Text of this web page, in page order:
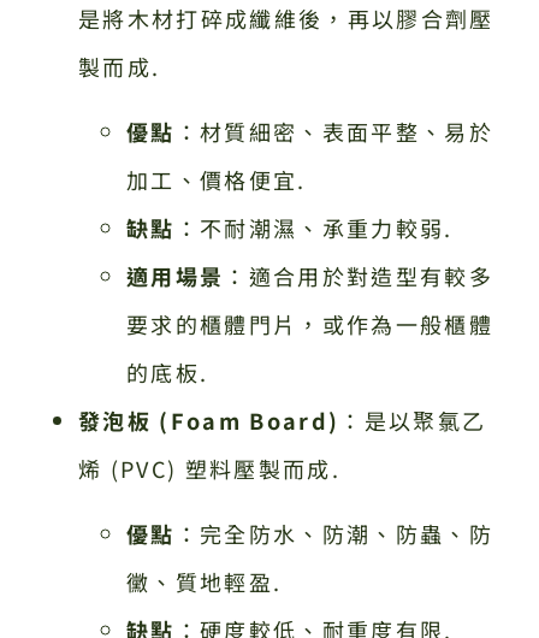
是將木材打碎成纖維後，再以膠合劑壓
製而成.
優點 ：材質細密、表面平整、易於
加工、價格便宜.
缺點 ：不耐潮濕、承重力較弱.
適用場景 ：適合用於對造型有較多
要求的櫃體門片，或作為一般櫃體
的底板.
發泡板 (Foam Board) ：是以聚氯乙
烯 (PVC) 塑料壓製而成.
優點 ：完全防水、防潮、防蟲、防
黴、質地輕盈.
缺點 ：硬度較低、耐重度有限.